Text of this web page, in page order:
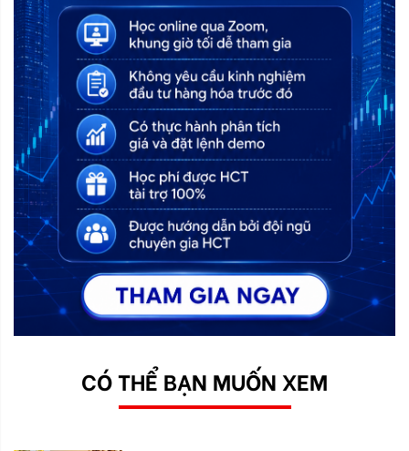
CÓ THỂ BẠN MUỐN XEM